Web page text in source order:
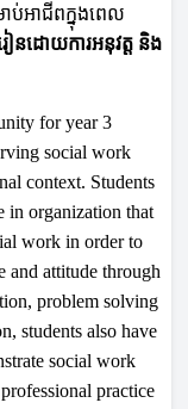
ប់អាជីពក្នុងពេល
ៀនដោយការអនុវត្ត និង
for year 3
social work
context. Students
in organization that
work in order to
and attitude through
problem solving
students also have
social work
practice